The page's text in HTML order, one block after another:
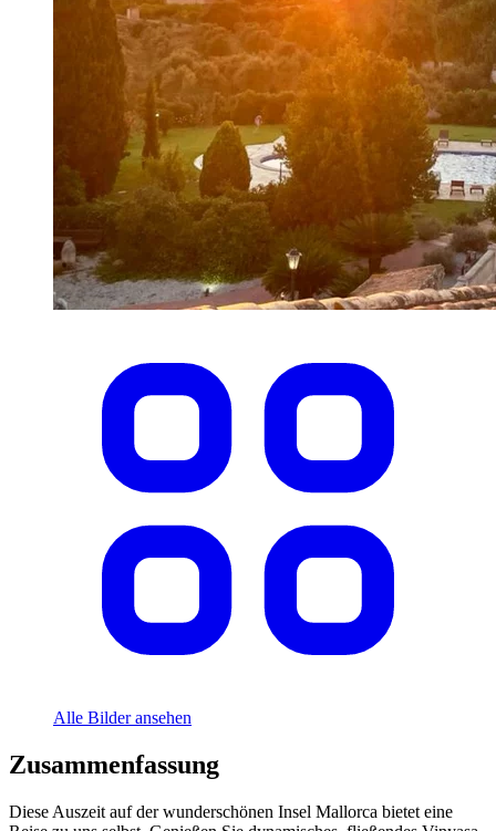
Alle Bilder ansehen
Zusammenfassung
Diese Auszeit auf der wunderschönen Insel Mallorca bietet eine